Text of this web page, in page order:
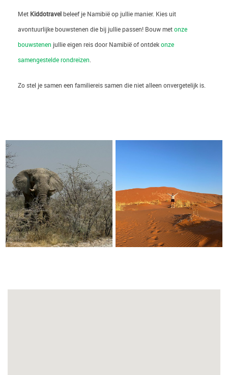
Met Kiddotravelbeleef je Namibië op jullie manier. Kies uit
avontuurlijke bouwstenen die bij jullie passen! Bouw metonze
bouwstenen jullie eigen reis door Namibië of ontdekonze
samengestelde rondreizen
Zo stel je samen een familiereis samen die niet alleen onvergetelijk is.